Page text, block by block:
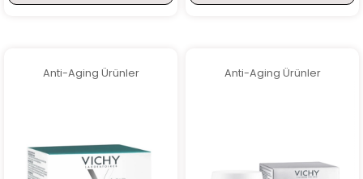
Anti-Aging Ürünler Anti-Aging Ürünler